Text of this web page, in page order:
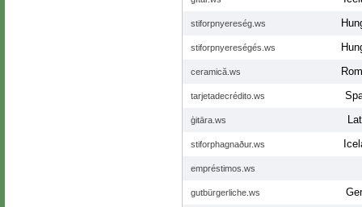
stiforpnyereség.ws
stiforpnyereségés.ws
ceramică.ws
tarjetadecrédito.ws
ģitāra.ws
stiforphagnaður.ws
empréstimos.ws
gutbürgerliche.ws